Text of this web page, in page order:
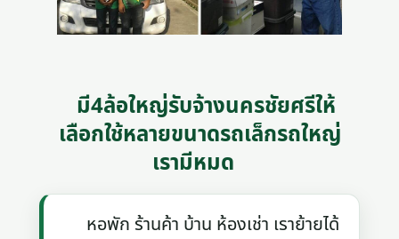
มี4ล้อใหญ่รับจ้างนครชัยศรีให้
เลือกใช้หลายขนาดรถเล็กรถใหญ่
เรามีหมด
หอพัก ร้านค้า บ้าน ห้องเช่า เราย้ายได้